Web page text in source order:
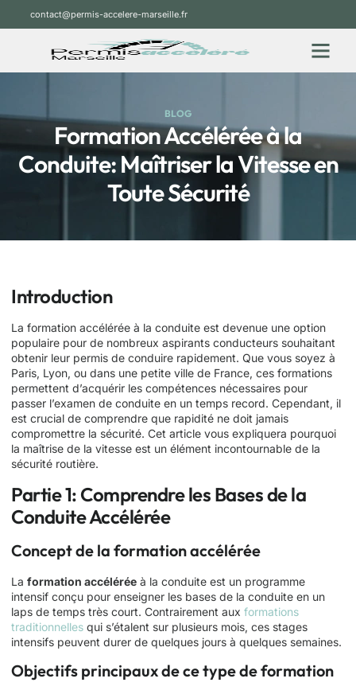
contact@permis-accelere-marseille.fr
BLOG
Formation Accélérée à la
Conduite: Maîtriser la Vitesse en
Toute Sécurité
Introduction
La formation accélérée à la conduite est devenue une option
populaire pour de nombreux aspirants conducteurs souhaitant
obtenir leur permis de conduire rapidement. Que vous soyez à
Paris, Lyon, ou dans une petite ville de France, ces formations
permettent d’acquérir les compétences nécessaires pour
passer l’examen de conduite en un temps record. Cependant, il
est crucial de comprendre que rapidité ne doit jamais
compromettre la sécurité. Cet article vous expliquera pourquoi
la maîtrise de la vitesse est un élément incontournable de la
sécurité routière.
Partie 1: Comprendre les Bases de la
Conduite Accélérée
Concept de la formation accélérée
La formation accélérée à la conduite est un programme
intensif conçu pour enseigner les bases de la conduite en un
laps de temps très court. Contrairement aux formations
traditionnelles qui s’étalent sur plusieurs mois, ces stages
intensifs peuvent durer de quelques jours à quelques semaines.
Objectifs principaux de ce type de formation